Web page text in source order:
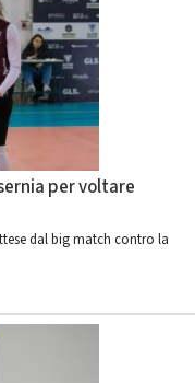
per voltare
dal big match contro la